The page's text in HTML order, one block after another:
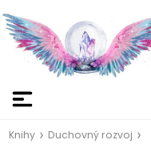
Knihy Duchovný rozvoj